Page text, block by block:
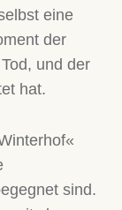
eine
der
und der
hat.
sind.